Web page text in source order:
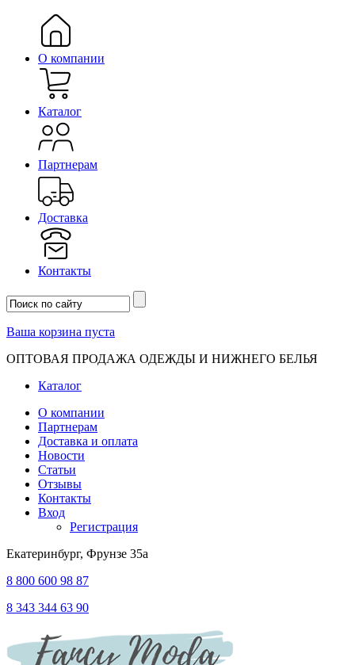
О компании
Каталог
Партнерам
Доставка
Контакты
Ваша корзина пуста
ОПТОВАЯ ПРОДАЖА ОДЕЖДЫ И НИЖНЕГО БЕЛЬЯ
Каталог
О компании
Партнерам
Доставка и оплата
Новости
Статьи
Отзывы
Контакты
Вход
Регистрация
Екатеринбург, Фрунзе 35а
8 800 600 98 87
8 343 344 63 90